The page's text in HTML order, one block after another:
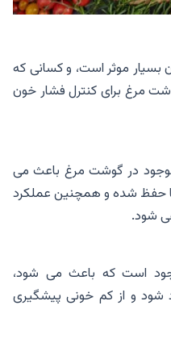
موثر است، و کسانی که
مرغ برای کنترل فشار خون
در گوشت مرغ باعث می
حفظ شده و همچنین عملکرد
شود.
است که باعث می شود،
شود و از کم خونی پیشگیری